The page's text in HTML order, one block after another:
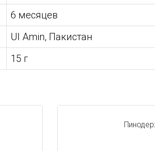
6 месяцев
Ul Amin, Пакистан
15 г